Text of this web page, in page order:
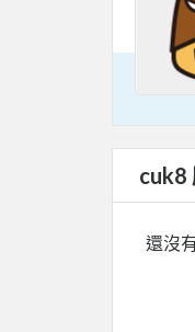
cuk8
還沒